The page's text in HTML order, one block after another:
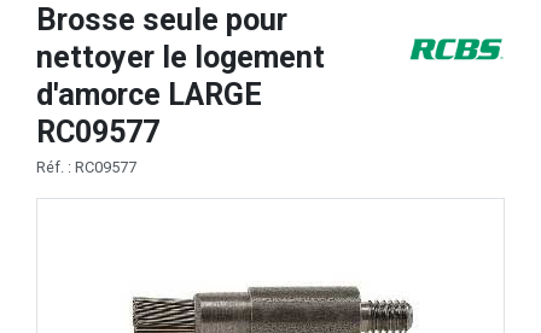
Brosse seule pour
nettoyer le logement
d'amorce LARGE
RC09577
Réf. : RC09577